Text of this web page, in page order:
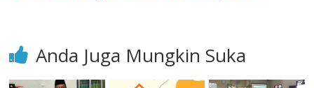
Anda Juga Mungkin Suka